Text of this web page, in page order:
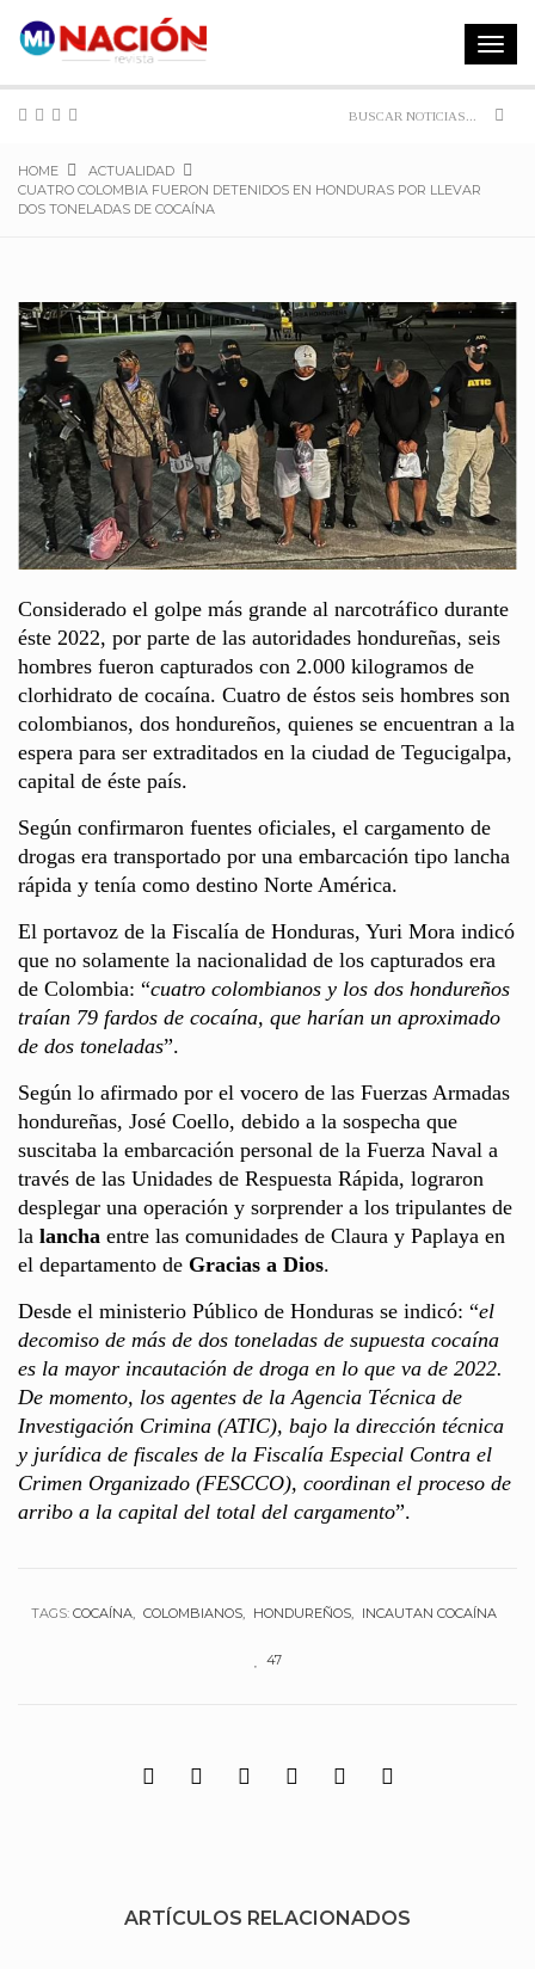
Toggle
HOME
ACTUALIDAD
CUATRO COLOMBIA FUERON DETENIDOS EN HONDURAS POR LLEVAR
DOS TONELADAS DE COCAÍNA
Considerado el golpe más grande al narcotráfico durante
éste 2022, por parte de las autoridades hondureñas, seis
hombres fueron capturados con 2.000 kilogramos de
clorhidrato de cocaína. Cuatro de éstos seis hombres son
colombianos, dos hondureños, quienes se encuentran a la
espera para ser extraditados en la ciudad de Tegucigalpa,
capital de éste país.
Según confirmaron fuentes oficiales, el cargamento de
drogas era transportado por una embarcación tipo lancha
rápida y tenía como destino Norte América.
El portavoz de la Fiscalía de Honduras, Yuri Mora indicó
que no solamente la nacionalidad de los capturados era
de Colombia: “cuatro colombianos y los dos hondureños
traían 79 fardos de cocaína, que harían un aproximado
de dos toneladas”.
Según lo afirmado por el vocero de las Fuerzas Armadas
hondureñas, José Coello, debido a la sospecha que
suscitaba la embarcación personal de la Fuerza Naval a
través de las Unidades de Respuesta Rápida, lograron
desplegar una operación y sorprender a los tripulantes de
la lancha entre las comunidades de Claura y Paplaya en
el departamento de Gracias a Dios.
Desde el ministerio Público de Honduras se indicó: “el
decomiso de más de dos toneladas de supuesta cocaína
es la mayor incautación de droga en lo que va de 2022.
De momento, los agentes de la Agencia Técnica de
Investigación Crimina (ATIC), bajo la dirección técnica
y jurídica de fiscales de la Fiscalía Especial Contra el
Crimen Organizado (FESCCO), coordinan el proceso de
arribo a la capital del total del cargamento”.
TAGS: COCAÍNA COLOMBIANOS HONDUREÑOS INCAUTAN COCAÍNA
47
ARTÍCULOS RELACIONADOS